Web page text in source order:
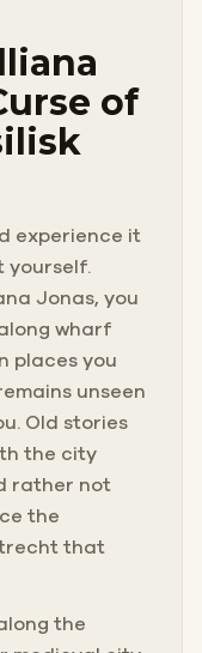
of
experience it
yourself.
Jonas, you
wharf
places you
unseen
Old stories
the city
rather not
the
that
the